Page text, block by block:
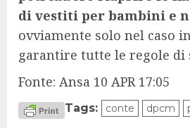
di vestiti per bambini e
ovviamente solo nel caso
garantire tutte le regole di
Fonte: Ansa 10 APR 17:05
Tags: conte dpcm